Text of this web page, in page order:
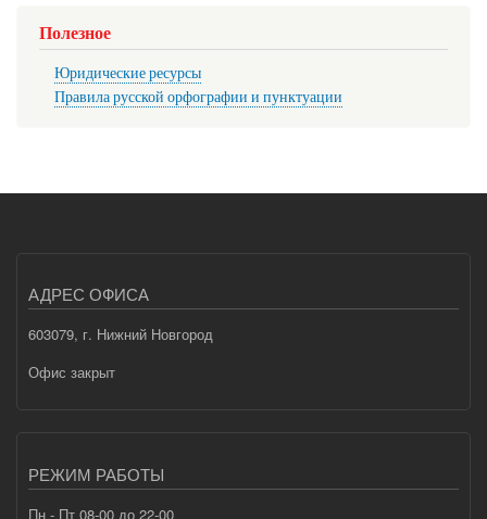
Полезное
Юридические ресурсы
Правила русской орфографии и пунктуации
АДРЕС ОФИСА
603079, г. Нижний Новгород
Офис закрыт
РЕЖИМ РАБОТЫ
Пн - Пт 08-00 до 22-00